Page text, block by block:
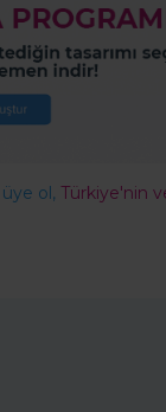
üye ol, Türkiye'nin